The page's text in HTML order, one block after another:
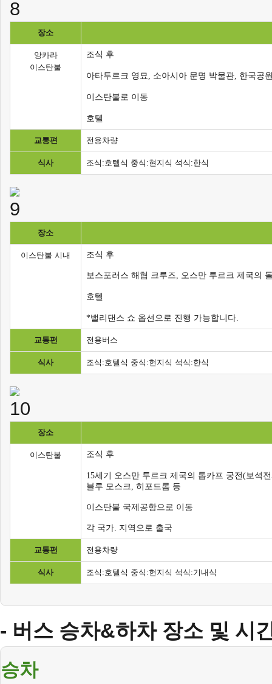
장소
앙카라
이스탄불
조식 후
아타투르크 영묘, 소아시아 문명 박물관, 한국공
이스탄불로 이동
호텔
교통편 전용차량
식사 조식:호텔식 중식:현지식 석식:한식
장소
이스탄불 시내 조식 후
보스포러스 해협 크루즈, 오스만 투르크 제국의
호텔
*밸리댄스 쇼 옵션으로 진행 가능합니다.
교통편 전용버스
식사 조식:호텔식 중식:현지식 석식:한식
장소
이스탄불 조식 후
15세기 오스만 투르크 제국의 톱카프 궁전(보석
블루 모스크, 히포드롬 등
이스탄불 국제공항으로 이동
각 국가. 지역으로 출국
교통편 전용차량
식사 조식:호텔식 중식:현지식 석식:기내식
- 버스 승차&하차 장소 및 시
승차